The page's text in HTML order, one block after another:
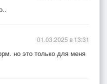
но это только для меня
01.03.2025 в 13:31